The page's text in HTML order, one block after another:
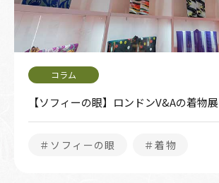
【ソフィーの眼】ロンドンV&Aの着物展
＃ソフィーの眼 ＃着物